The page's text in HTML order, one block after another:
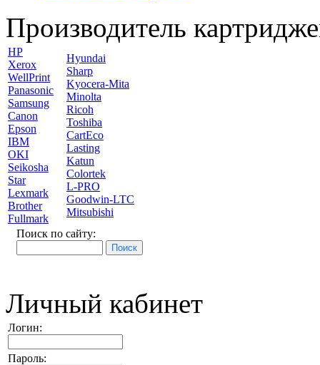
Производитель
HP
Xerox
WellPrint
Panasonic
Samsung
Canon
Epson
IBM
OKI
Seikosha
Star
Lexmark
Brother
Fullmark
Hyundai
Sharp
Kyocera-Mita
Minolta
Ricoh
Toshiba
CartEco
Lasting
Katun
Colortek
L-PRO
Goodwin-LTC
Mitsubishi
Поиск по сайту:
Личный кабинет
Логин:
Пароль: